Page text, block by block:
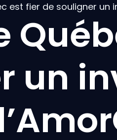
est fier de souligner
un